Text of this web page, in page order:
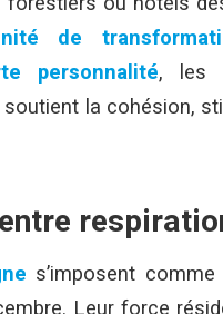
de
personnalité, les
la cohésion,
s’imposent